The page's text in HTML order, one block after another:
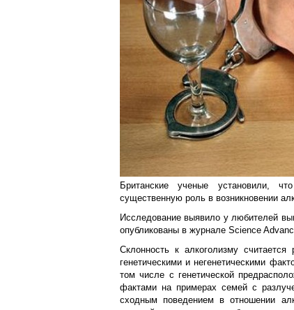
Британские ученые установили,
существенную роль в возникновении
Исследование выявило у любителей
опубликованы в журнале Science
Склонность к алкоголизму
генетическими и негенетическими
том числе с генетической
фактами на примерах семей с
сходным поведением в отношении